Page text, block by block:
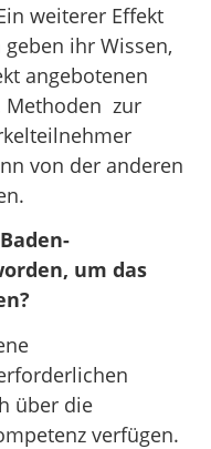
weiterer Effekt
ihr Wissen,
angebotenen
Methoden zur
von der anderen
um das
über die
verfügen.